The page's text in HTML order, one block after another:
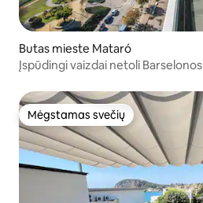
Butas mieste Mataró
Įspūdingi vaizdai netoli Barselonos
Mėgstamas svečių
Mėgstamas svečių